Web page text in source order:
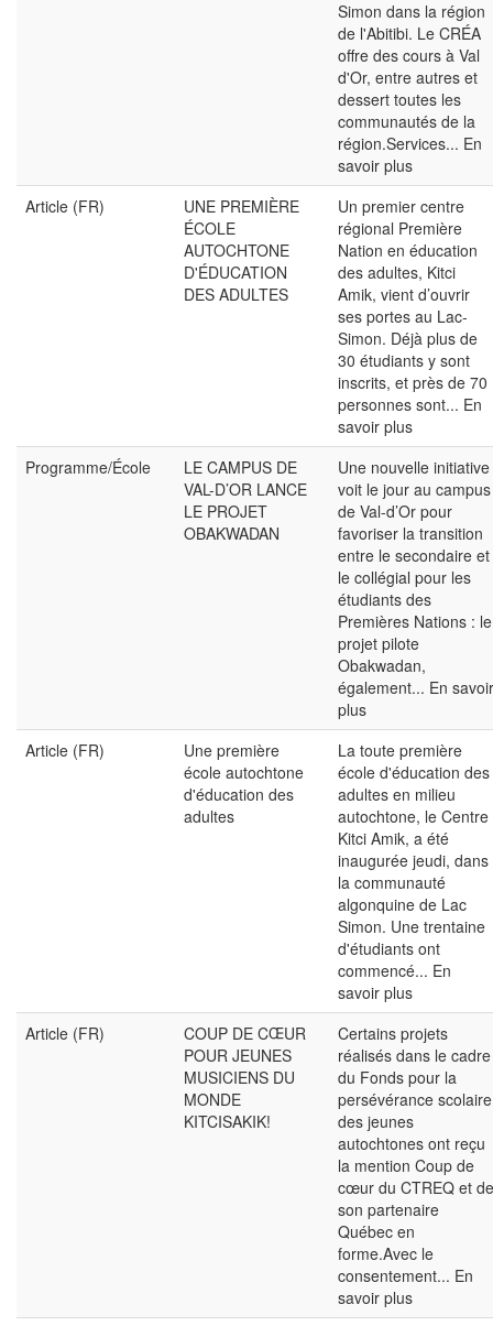
Simon dans la région
de l'Abitibi. Le CRÉA
offre des cours à Val
d'Or, entre autres et
dessert toutes les
communautés de la
région.Services... En
savoir plus
Article (FR)
UNE PREMIÈRE
ÉCOLE
AUTOCHTONE
D'ÉDUCATION
DES ADULTES
Un premier centre
régional Première
Nation en éducation
des adultes, Kitci
Amik, vient d’ouvrir
ses portes au Lac-
Simon. Déjà plus de
30 étudiants y sont
inscrits, et près de 70
personnes sont... En
savoir plus
Programme/École
LE CAMPUS DE
VAL-D’OR LANCE
LE PROJET
OBAKWADAN
Une nouvelle initiative
voit le jour au campus
de Val-d’Or pour
favoriser la transition
entre le secondaire et
le collégial pour les
étudiants des
Premières Nations : le
projet pilote
Obakwadan,
également... En savoir
plus
Article (FR)
Une première
école autochtone
d'éducation des
adultes
La toute première
école d'éducation des
adultes en milieu
autochtone, le Centre
Kitci Amik, a été
inaugurée jeudi, dans
la communauté
algonquine de Lac
Simon. Une trentaine
d'étudiants ont
commencé... En
savoir plus
Article (FR)
COUP DE CŒUR
POUR JEUNES
MUSICIENS DU
MONDE
KITCISAKIK!
Certains projets
réalisés dans le cadre
du Fonds pour la
persévérance scolaire
des jeunes
autochtones ont reçu
la mention Coup de
cœur du CTREQ et de
son partenaire
Québec en
forme.Avec le
consentement... En
savoir plus